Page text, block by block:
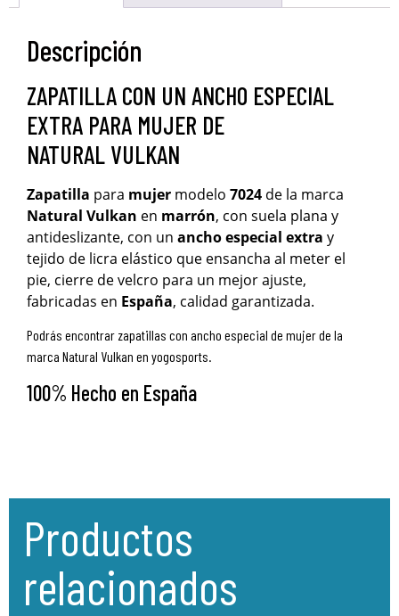
Descripción
ZAPATILLA CON UN ANCHO ESPECIAL
EXTRA PARA MUJER DE
NATURAL VULKAN
Zapatilla para mujer modelo 7024 de la marca
Natural Vulkan en marrón, con suela plana y
antideslizante, con un anchoespecial extra y
tejido de licra elástico que ensancha al meter el
pie, cierre de velcro para un mejor ajuste,
fabricadas en España, calidad garantizada.
Podrás encontrar zapatillas con ancho especial de mujer de la
marca Natural Vulkan en yogosports.
100% Hecho en España
Productos
relacionados